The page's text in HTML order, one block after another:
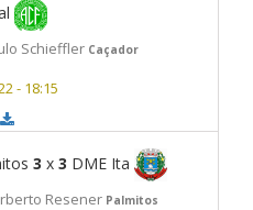
Schieffler Caçador
- 18:15
3 x 3 DME Ita
Resener Palmitos